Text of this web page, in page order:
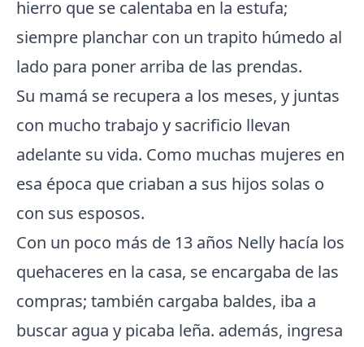
hierro que se calentaba en la estufa;
siempre planchar con un trapito húmedo al
lado para poner arriba de las prendas.
Su mamá se recupera a los meses, y juntas
con mucho trabajo y sacrificio llevan
adelante su vida. Como muchas mujeres en
esa época que criaban a sus hijos solas o
con sus esposos.
Con un poco más de 13 años Nelly hacía los
quehaceres en la casa, se encargaba de las
compras; también cargaba baldes, iba a
buscar agua y picaba leña. además, ingresa